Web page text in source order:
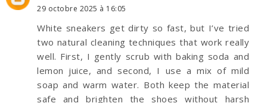
29 octobre 2025 à 16:05
White sneakers get dirty so fast, but I’ve tried
two natural cleaning techniques that work really
well. First, I gently scrub with baking soda and
lemon juice, and second, I use a mix of mild
soap and warm water. Both keep the material
safe and brighten the shoes without harsh